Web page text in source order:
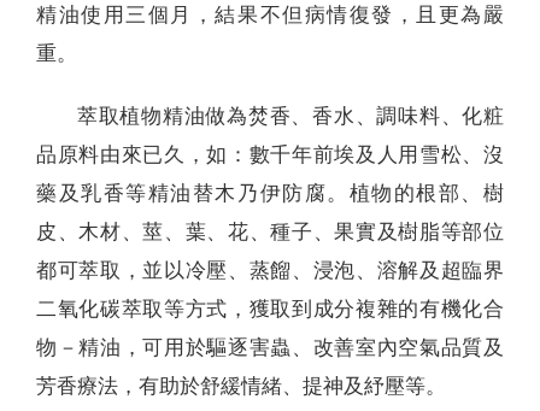
精油使用三個月，結果不但病情復發，且更為嚴
重。
萃取植物精油做為焚香、香水、調味料、化粧
品原料由來已久，如：數千年前埃及人用雪松、沒
藥及乳香等精油替木乃伊防腐。植物的根部、樹
皮、木材、莖、葉、花、種子、果實及樹脂等部位
都可萃取，並以冷壓、蒸餾、浸泡、溶解及超臨界
二氧化碳萃取等方式，獲取到成分複雜的有機化合
物－精油，可用於驅逐害蟲、改善室內空氣品質及
芳香療法，有助於舒緩情緒、提神及紓壓等。